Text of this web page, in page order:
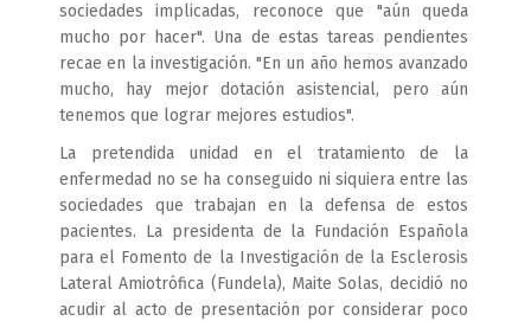
sociedades implicadas, reconoce que "aún queda
mucho por hacer". Una de estas tareas pendientes
recae en la investigación. "En un año hemos avanzado
mucho, hay mejor dotación asistencial, pero aún
tenemos que lograr mejores estudios".
La pretendida unidad en el tratamiento de la
enfermedad no se ha conseguido ni siquiera entre las
sociedades que trabajan en la defensa de estos
pacientes. La presidenta de la Fundación Española
para el Fomento de la Investigación de la Esclerosis
Lateral Amiotrófica (Fundela), Maite Solas, decidió no
acudir al acto de presentación por considerar poco